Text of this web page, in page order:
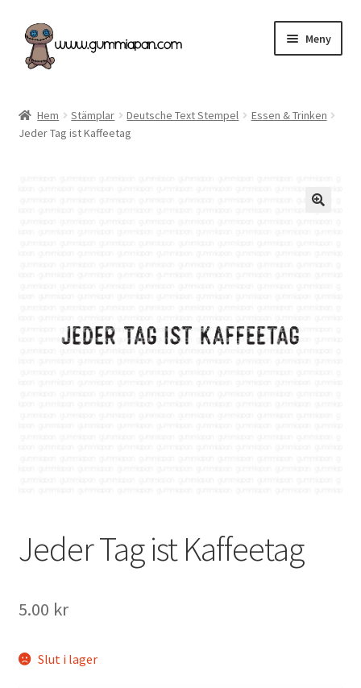
Hoppa
till
navigering
Hoppa
till
innehåll
Meny
Kategorier
Angel Policy
Hem Stämplar Deutsche Text Stempel
Essen & Trinken
Jeder Tag ist Kaffeetag
Jeder Tag ist Kaffeetag
5.00 kr
Slut i lager